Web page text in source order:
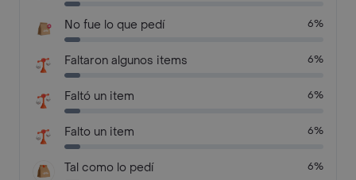
No fue lo que pedí 6%
Faltaron algunos items 6%
Faltó un item 6%
Falto un item 6%
Tal como lo pedí 6%